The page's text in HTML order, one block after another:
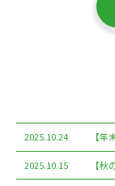
2025.10.24 【
2025.10.15 【秋